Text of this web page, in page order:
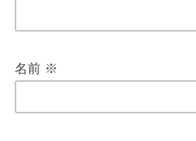
名前 ※